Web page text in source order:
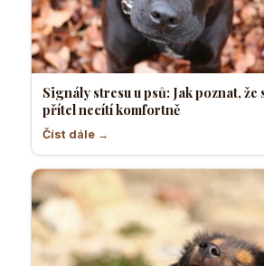
Signály stresu u psů: Jak poznat, že
přítel necítí komfortně
Číst dále →